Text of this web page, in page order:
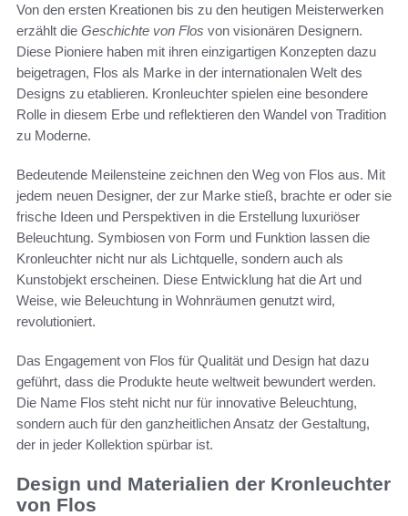
Von den ersten Kreationen bis zu den heutigen Meisterwerken
erzählt die Geschichte von Flos von visionären Designern.
Diese Pioniere haben mit ihren einzigartigen Konzepten dazu
beigetragen, Flos als Marke in der internationalen Welt des
Designs zu etablieren. Kronleuchter spielen eine besondere
Rolle in diesem Erbe und reflektieren den Wandel von Tradition
zu Moderne.
Bedeutende Meilensteine zeichnen den Weg von Flos aus. Mit
jedem neuen Designer, der zur Marke stieß, brachte er oder sie
frische Ideen und Perspektiven in die Erstellung luxuriöser
Beleuchtung. Symbiosen von Form und Funktion lassen die
Kronleuchter nicht nur als Lichtquelle, sondern auch als
Kunstobjekt erscheinen. Diese Entwicklung hat die Art und
Weise, wie Beleuchtung in Wohnräumen genutzt wird,
revolutioniert.
Das Engagement von Flos für Qualität und Design hat dazu
geführt, dass die Produkte heute weltweit bewundert werden.
Die Name Flos steht nicht nur für innovative Beleuchtung,
sondern auch für den ganzheitlichen Ansatz der Gestaltung,
der in jeder Kollektion spürbar ist.
Design und Materialien der Kronleuchter
von Flos